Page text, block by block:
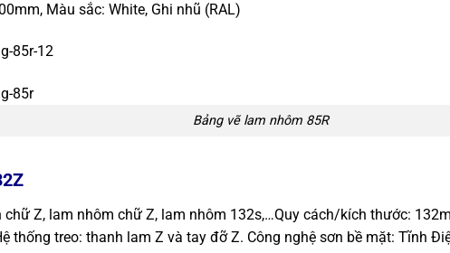
Màu sắc: White, Ghi nhũ (RAL)
Bảng vẽ lam nhôm 85R
Z, lam nhôm chữ Z, lam nhôm 132s,…Quy cách/kích thước:
thống treo: thanh lam Z và tay đỡ Z. Công nghệ sơn bề mặt: Tĩnh